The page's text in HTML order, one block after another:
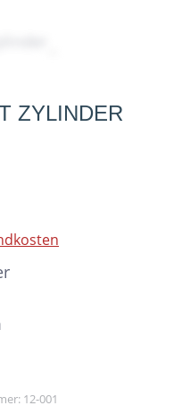
ZYLINDER
12-001